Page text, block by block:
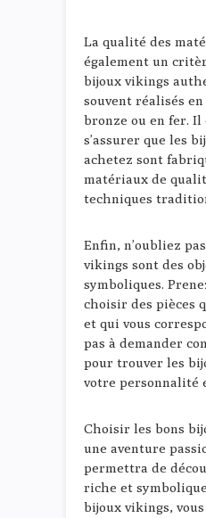
La qualité des
également un
bijoux vikings
souvent réalisés
bronze ou en fer.
s’assurer que les
achetez sont
matériaux de
techniques
Enfin, n’oubliez
vikings sont des
symboliques.
choisir des pièces
et qui vous
pas à demander
pour trouver les
votre personnalité
Choisir les bons
une aventure
permettra de
riche et
bijoux vikings,